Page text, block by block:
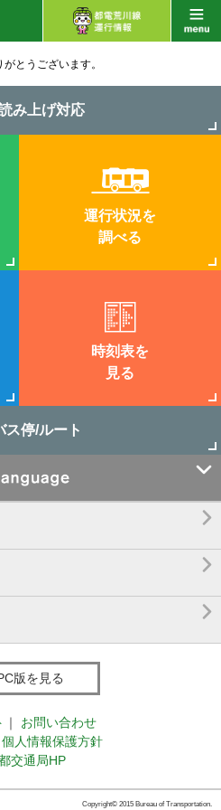
とうございます。
み上げ対応
運行状況を
調べる
時刻表を
見る
ス停/ルート




版を見る
｜
お問い合わせ
個人情報保護方針
交通局HP
Copyright© 2015 Bureau of Transportation.